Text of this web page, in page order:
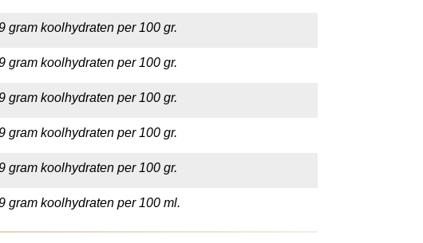
gram koolhydraten per 100 gr.
gram koolhydraten per 100 gr.
gram koolhydraten per 100 gr.
gram koolhydraten per 100 gr.
gram koolhydraten per 100 gr.
gram koolhydraten per 100 ml.